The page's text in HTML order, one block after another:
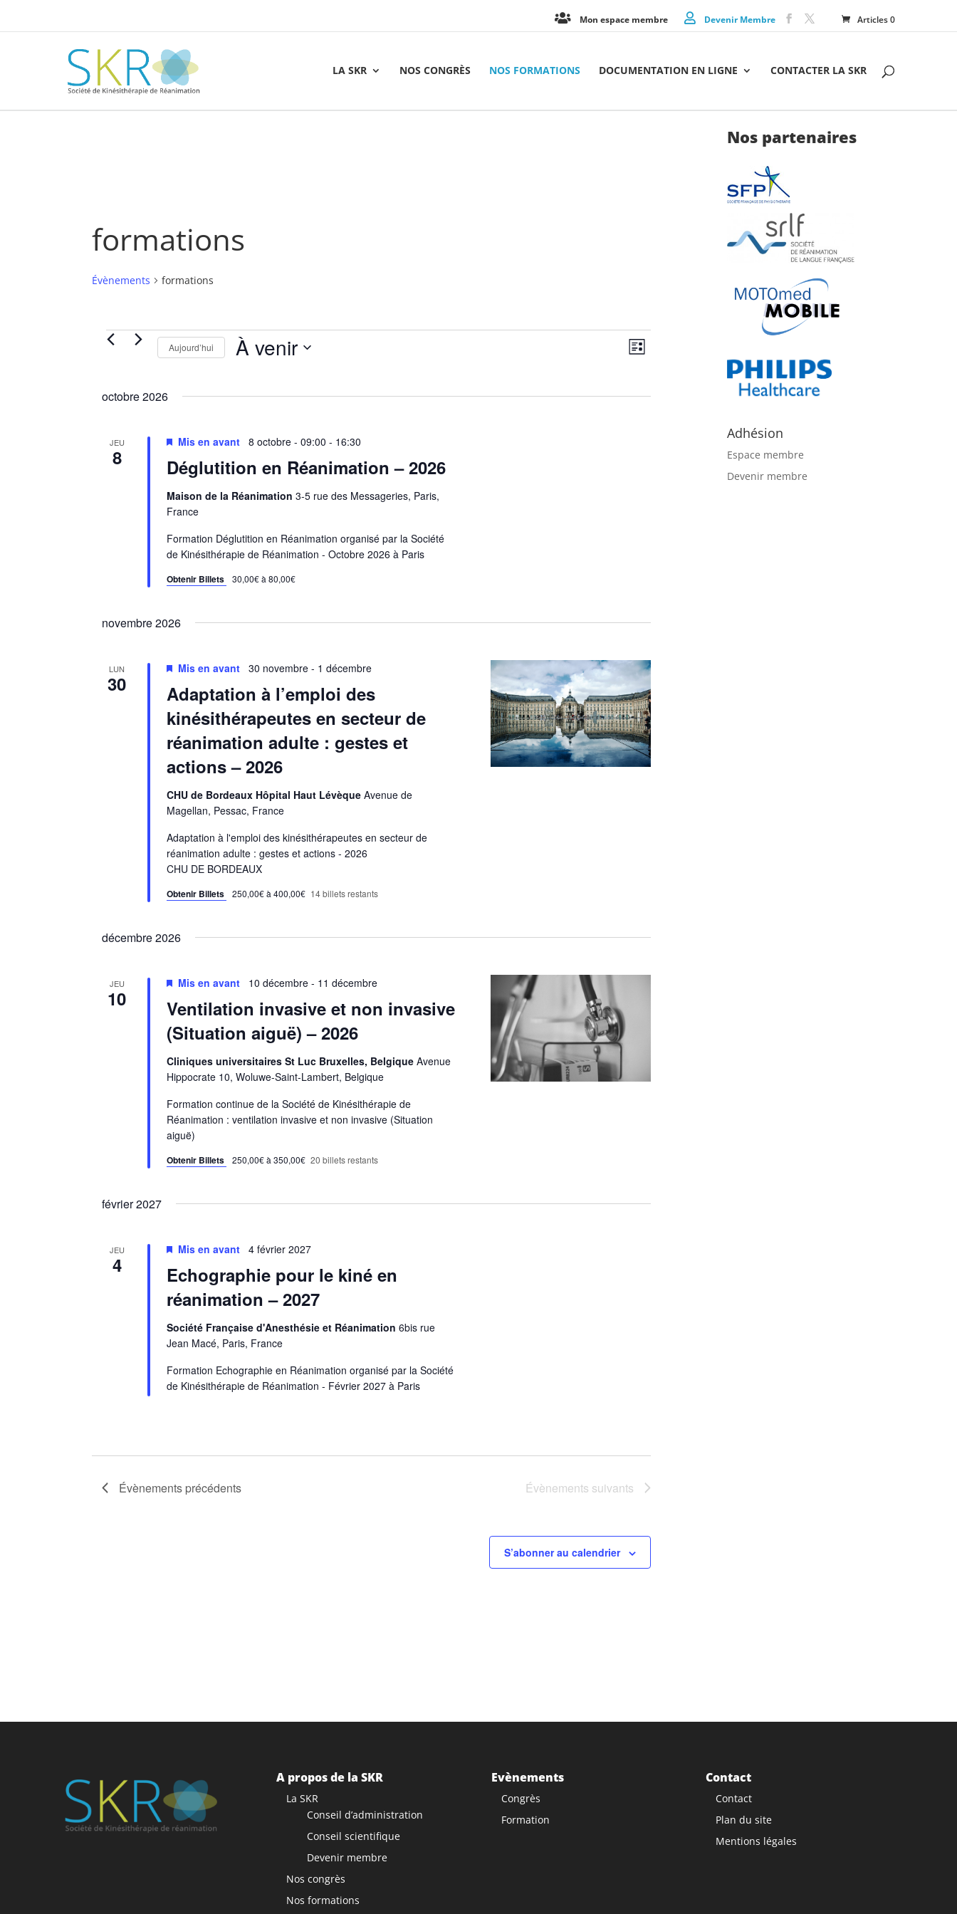
Articles 0
Mon espace membre Devenir Membre
LA SKR NOS CONGRÈS NOS FORMATIONS DOCUMENTATION EN LIGNE CONTACTER LA SKR
formations
Évènements formations
Évènements Navigation
par
consultations
Navigation
de
Liste
Aujourd’hui À venir
date.
octobre 2026
JEU
8 Déglutition en Réanimation – 2026
Mis en avant 8 octobre - 09:00 - 16:30
Maison de la Réanimation 3-5 rue des Messageries, Paris,
France
Formation Déglutition en Réanimation organisé par la Société
de Kinésithérapie de Réanimation - Octobre 2026 à Paris
Obtenir Billets 30,00€ à 80,00€
novembre 2026
LUN
30
Adaptation à l’emploi des
kinésithérapeutes en secteur de
réanimation adulte : gestes et
actions – 2026
Mis en avant 30 novembre- 1 décembre
CHU de Bordeaux Hôpital Haut Lévèque Avenue de
Magellan, Pessac, France
Adaptation à l'emploi des kinésithérapeutes en secteur de
réanimation adulte : gestes et actions - 2026
CHU DE BORDEAUX
Obtenir Billets 250,00€ à 400,00€ 14 billets restants
décembre 2026
JEU
10
Ventilation invasive et non invasive
(Situation aiguë) – 2026
Mis en avant 10 décembre- 11 décembre
Cliniques universitaires St Luc Bruxelles, Belgique Avenue
Hippocrate 10, Woluwe-Saint-Lambert, Belgique
Formation continue de la Société de Kinésithérapie de
Réanimation : ventilation invasive et non invasive (Situation
aiguë)
Obtenir Billets 250,00€ à 350,00€ 20 billets restants
février 2027
JEU
4
Echographie pour le kiné en
réanimation – 2027
Mis en avant 4 février 2027
Société Française d'Anesthésie et Réanimation 6bis rue
Jean Macé, Paris, France
Formation Echographie en Réanimation organisé par la Société
de Kinésithérapie de Réanimation - Février 2027 à Paris
Évènements précédents Évènements suivants
S’abonner au calendrier
Nos partenaires
Adhésion
Espace membre
Devenir membre
A propos de la SKR
La SKR
Conseil d’administration
Conseil scientifique
Devenir membre
Nos congrès
Nos formations
Evènements
Congrès
Formation
Contact
Contact
Plan du site
Mentions légales